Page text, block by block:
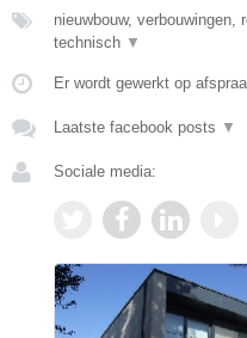
nieuwbouw, verbouwingen,
technisch ▼
Er wordt gewerkt op
Laatste facebook posts ▼
Sociale media: